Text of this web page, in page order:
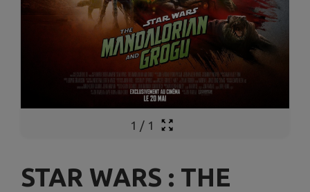
1 / 1
STAR WARS : THE